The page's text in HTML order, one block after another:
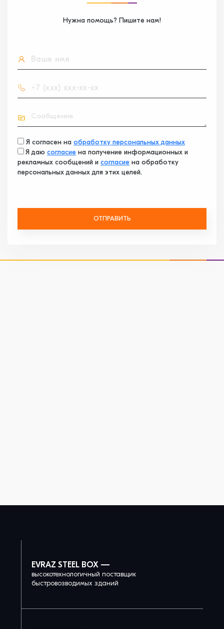
Нужна помощь? Пишите нам!
Я согласен на обработку персональных данных
Я даю согласие на получение информационных и
рекламных сообщений и согласие на обработку
персональных данных для этих целей.
ОТПРАВИТЬ
EVRAZ STEEL BOX —
высокотехнологичный поставщик
быстровозводимых зданий